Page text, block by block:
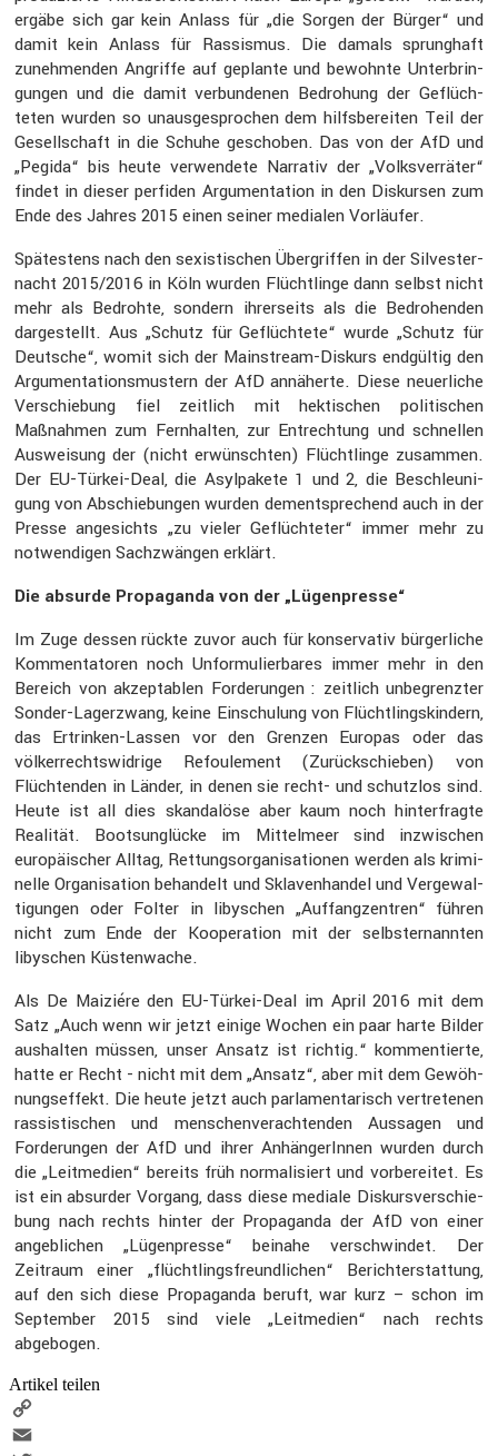
ergäbe sich gar kein Anlass für „die Sorgen der Bürger“ und
damit kein Anlass für Rassismus. Die damals sprung­haft
zuneh­menden Angriffe auf geplante und bewohnte Unter­brin­
gungen und die damit verbun­denen Bedro­hung der Geflüch­
teten wurden so unaus­ge­spro­chen dem hilfs­be­reiten Teil der
Gesell­schaft in die Schuhe geschoben. Das von der AfD und
„Pegida“ bis heute verwen­dete Narrativ der „Volks­ver­räter“
findet in dieser perfiden Argumen­ta­tion in den Diskursen zum
Ende des Jahres 2015 einen seiner medialen Vorläufer.
Spätes­tens nach den sexis­ti­schen Übergriffen in der Silves­ter­
nacht 2015/2016 in Köln wurden Flücht­linge dann selbst nicht
mehr als Bedrohte, sondern ihrer­seits als die Bedro­henden
darge­stellt. Aus „Schutz für Geflüch­tete“ wurde „Schutz für
Deutsche“, womit sich der Mainstream-Diskurs endgültig den
Argumen­ta­ti­ons­mus­tern der AfD annäherte. Diese neuer­liche
Verschie­bung fiel zeitlich mit hekti­schen politi­schen
Maßnahmen zum Fernhalten, zur Entrech­tung und schnellen
Auswei­sung der (nicht erwünschten) Flücht­linge zusammen.
Der EU-Türkei-Deal, die Asylpa­kete 1 und 2, die Beschleu­ni­
gung von Abschie­bungen wurden dementspre­chend auch in der
Presse angesichts „zu vieler Geflüch­teter“ immer mehr zu
notwen­digen Sachzwängen erklärt.
Die absurde Propa­ganda von der „Lügen­presse“
Im Zuge dessen rückte zuvor auch für konser­vativ bürger­liche
Kommen­ta­toren noch Unfor­mu­lier­bares immer mehr in den
Bereich von akzep­ta­blen Forde­rungen : zeitlich unbegrenzter
Sonder-Lager­zwang, keine Einschu­lung von Flücht­lings­kin­dern,
das Ertrinken-Lassen vor den Grenzen Europas oder das
völker­rechts­wid­rige Refou­le­ment (Zurück­schieben) von
Flüch­tenden in Länder, in denen sie recht- und schutzlos sind.
Heute ist all dies skanda­löse aber kaum noch hinter­fragte
Realität. Boots­un­glücke im Mittel­meer sind inzwi­schen
europäi­scher Alltag, Rettungs­or­ga­ni­sa­tionen werden als krimi­
nelle Organi­sa­tion behan­delt und Sklaven­handel und Verge­wal­
ti­gungen oder Folter in libyschen „Auffang­zen­tren“ führen
nicht zum Ende der Koope­ra­tion mit der selbst­er­nannten
libyschen Küsten­wache.
Als De Maiziére den EU-Türkei-Deal im April 2016 mit dem
Satz „Auch wenn wir jetzt einige Wochen ein paar harte Bilder
aushalten müssen, unser Ansatz ist richtig.“ kommen­tierte,
hatte er Recht - nicht mit dem „Ansatz“, aber mit dem Gewöh­
nungs­ef­fekt. Die heute jetzt auch parla­men­ta­risch vertre­tenen
rassis­ti­schen und menschen­ver­ach­tenden Aussagen und
Forde­rungen der AfD und ihrer Anhän­ge­rInnen wurden durch
die „Leitme­dien“ bereits früh norma­li­siert und vorbe­reitet. Es
ist ein absurder Vorgang, dass diese mediale Diskurs­ver­schie­
bung nach rechts hinter der Propa­ganda der AfD von einer
angeb­li­chen „Lügen­presse“ beinahe verschwindet. Der
Zeitraum einer „flücht­lings­freund­li­chen“ Bericht­erstat­tung,
auf den sich diese Propa­ganda beruft, war kurz – schon im
September 2015 sind viele „Leitme­dien“ nach rechts
abgebogen.
Artikel teilen
Copy